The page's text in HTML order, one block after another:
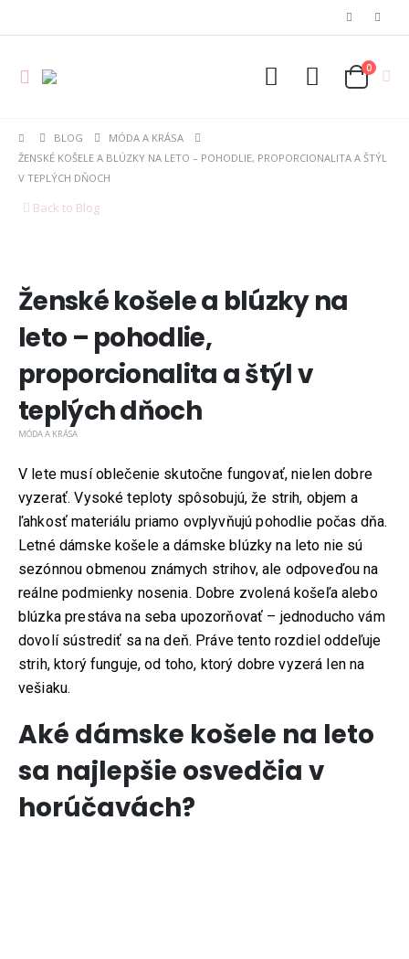
0
BLOG
MÓDA A KRÁSA
ŽENSKÉ KOŠELE A BLÚZKY NA LETO – POHODLIE, PROPORCIONALITA A ŠTÝL
V TEPLÝCH DŇOCH
Back to Blog
Ženské košele a blúzky na
leto – pohodlie,
proporcionalita a štýl v
teplých dňoch
MÓDA A KRÁSA
V lete musí oblečenie skutočne fungovať, nielen dobre
vyzerať. Vysoké teploty spôsobujú, že strih, objem a
ľahkosť materiálu priamo ovplyvňujú pohodlie počas dňa.
Letné dámske košele a dámske blúzky na leto nie sú
sezónnou obmenou známych strihov, ale odpoveďou na
reálne podmienky nosenia. Dobre zvolená košeľa alebo
blúzka prestáva na seba upozorňovať – jednoducho vám
dovolí sústrediť sa na deň. Práve tento rozdiel oddeľuje
strih, ktorý funguje, od toho, ktorý dobre vyzerá len na
vešiaku.
Aké dámske košele na leto
sa najlepšie osvedčia v
horúčavách?